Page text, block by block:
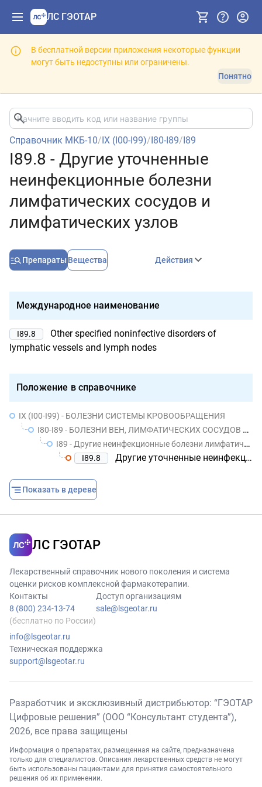
ЛС ГЭОТАР
В бесплатной версии приложения некоторые функции
могут быть недоступны или ограничены.
Понятно
Справочник МКБ-10/IX (I00-I99)/I80-I89/I89
I89.8 - Другие уточненные
неинфекционные болезни
лимфатических сосудов и
лимфатических узлов
Препараты Вещества Действия
Международное наименование
I89.8
Other specified noninfective disorders of
lymphatic vessels and lymph nodes
Положение в справочнике
IX (I00-I99) - БОЛЕЗНИ СИСТЕМЫ КРОВООБРАЩЕНИЯ
I80-I89 - БОЛЕЗНИ ВЕН, ЛИМФАТИЧЕСКИХ СОСУДОВ И ЛИМФАТИЧЕСКИХ УЗЛОВ, НЕ КЛАССИФИЦИРОВАННЫЕ В ДРУГИХ РУБРИКАХ
I89 - Другие неинфекционные болезни лимфатических сосудов и лимфатических узлов
I89.8
Другие уточненные неинфекционные болезни лимфатических сосудов и лимфатических узлов
Показать в дереве
ЛС ГЭОТАР
Лекарственный справочник нового поколения и система
оценки рисков комплексной фармакотерапии.
Контакты
8 (800) 234-13-74
(бесплатно по России)
info@lsgeotar.ru
Доступ организациям
sale@lsgeotar.ru
Техническая поддержка
support@lsgeotar.ru
Разработчик и эксклюзивный дистрибьютор: “ГЭОТАР
Цифровые решения” (ООО “Консультант студента”),
2026, все права защищены
Информация о препаратах, размещенная на сайте, предназначена
только для специалистов. Описания лекарственных средств не могут
быть использованы пациентами для принятия самостоятельного
решения об их применении.